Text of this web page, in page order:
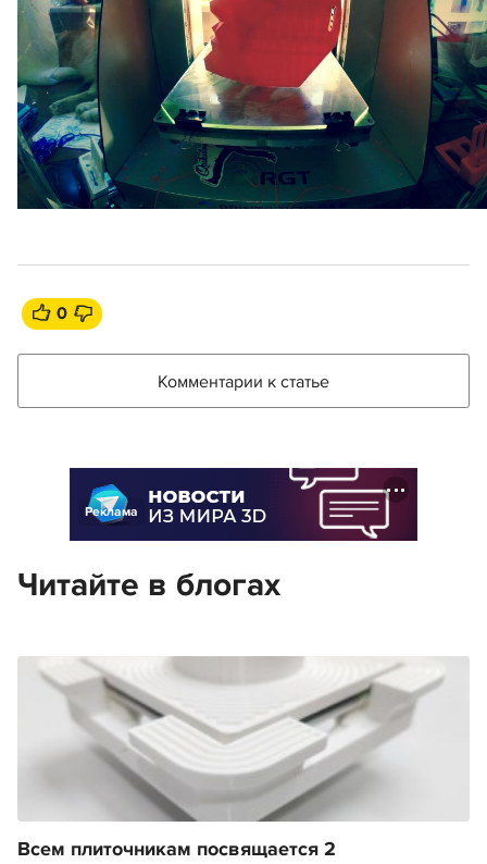
0
Комментарии к статье
Реклама
Читайте в блогах
Всем плиточникам посвящается 2